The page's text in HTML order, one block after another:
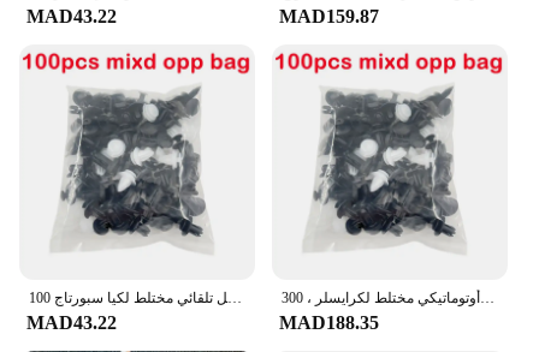
MAD43.22 MAD159.87
100 قطعة مشبك قفل تلقائي مختلط لكيا سبورتاج R ستنغر Ceed CD سورينتو سيراتو فورت 2017 2018 2019
MAD43.22
مشبك تثبيت أوتوماتيكي مختلط لكرايسلر ، 300C Voyager ، PT Cruiser ، Grand Voyager ، seifica ، Pacifica البلد ، اجلب
MAD188.35